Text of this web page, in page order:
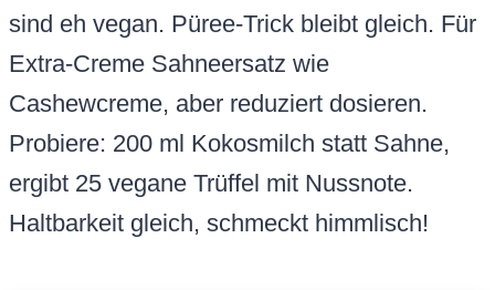
sind eh vegan. Püree-Trick bleibt gleich. Für
Extra-Creme Sahneersatz wie
Cashewcreme, aber reduziert dosieren.
Probiere: 200 ml Kokosmilch statt Sahne,
ergibt 25 vegane Trüffel mit Nussnote.
Haltbarkeit gleich, schmeckt himmlisch!